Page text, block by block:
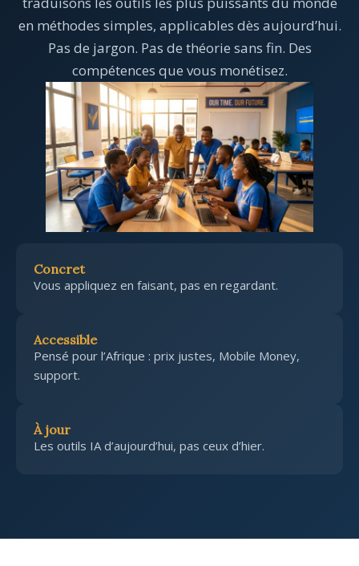
en méthodes simples, applicables dès aujourd’hui.
Pas de jargon. Pas de théorie sans fin. Des
compétences que vous monétisez.
Concret
Vous appliquez en faisant, pas en regardant.
Accessible
Pensé pour l’Afrique : prix justes, Mobile Money,
support.
À jour
Les outils IA d’aujourd’hui, pas ceux d’hier.